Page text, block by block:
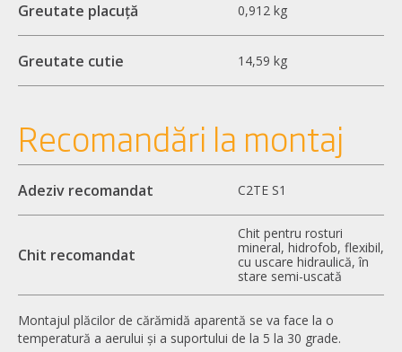
Greutate placuță 0,912 kg
Greutate cutie 14,59 kg
Recomandări la montaj
Adeziv recomandat C2TE S1
Chit recomandat
Chit pentru rosturi
mineral, hidrofob, flexibil,
cu uscare hidraulică, în
stare semi-uscată
Montajul plăcilor de cărămidă aparentă se va face la o
temperatură a aerului și a suportului de la 5 la 30 grade.